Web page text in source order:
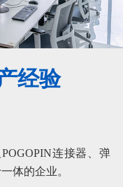
经验
连接器、弹
体的企业。